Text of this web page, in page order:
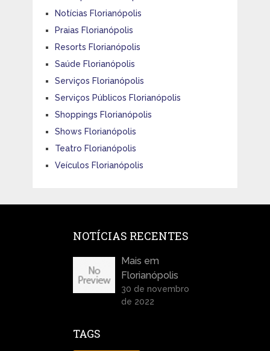
Notícias Florianópolis
Praias Florianópolis
Resorts Florianópolis
Saúde Florianópolis
Serviços Florianópolis
Serviços Públicos Florianópolis
Shoppings Florianópolis
Shows Florianópolis
Teatro Florianópolis
Veículos Florianópolis
NOTÍCIAS RECENTES
Mais em
Florianópolis
30 de novembro
de 2022
TAGS